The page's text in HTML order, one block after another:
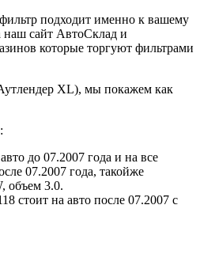
подходит именно к вашему
наш сайт АвтоСклад и
которые торгуют фильтрами
XL), мы покажем как
до 07.2007 года и на все
07.2007 года, такойже
объем 3.0.
стоит на авто после 07.2007 с